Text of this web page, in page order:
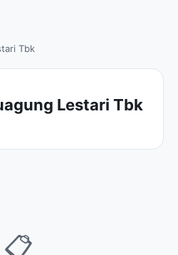
Tbk
Lestari Tbk
📋